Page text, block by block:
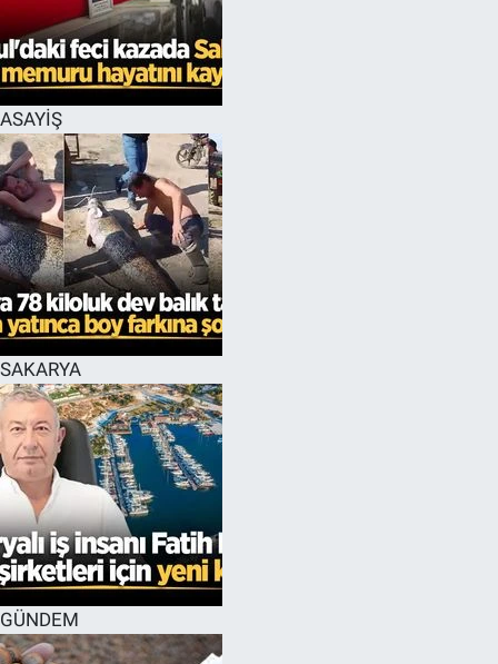
ASAYİŞ
SAKARYA
GÜNDEM
EĞİTİM
MAGAZİN
ÖZEL HABER
HALK54 PANORAMA